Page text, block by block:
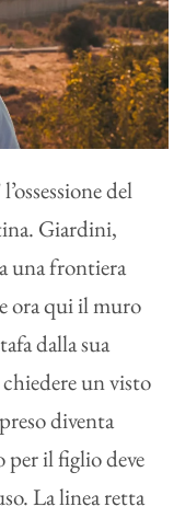
del
Giardini,
una frontiera
ora qui il muro
dalla sua
un visto
diventa
per il figlio deve
La linea retta